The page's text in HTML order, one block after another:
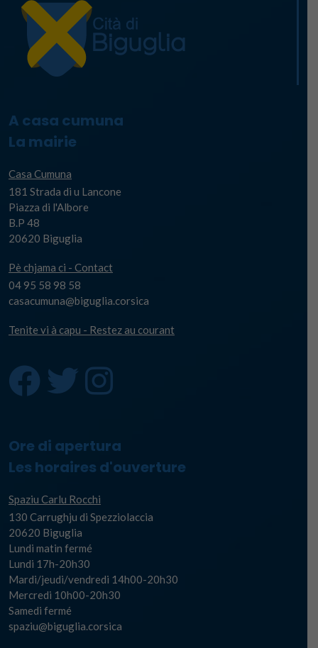
A casa cumuna
La mairie
Casa Cumuna
181 Strada di u Lancone
Piazza di l'Albore
B.P 48
20620 Biguglia
Pè chjama ci - Contact
04 95 58 98 58
casacumuna@biguglia.corsica
Tenite vi à capu - Restez au courant
Ore di apertura
Les horaires d'ouverture
Spaziu Carlu Rocchi
130 Carrughju di Spezziolaccia
20620 Biguglia
Lundi matin fermé
Lundi 17h-20h30
Mardi/jeudi/vendredi 14h00-20h30
Mercredi 10h00-20h30
Samedi fermé
spaziu@biguglia.corsica